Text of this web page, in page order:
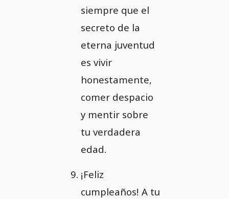
siempre que el
secreto de la
eterna juventud
es vivir
honestamente,
comer despacio
y mentir sobre
tu verdadera
edad.
¡Feliz
cumpleaños! A tu